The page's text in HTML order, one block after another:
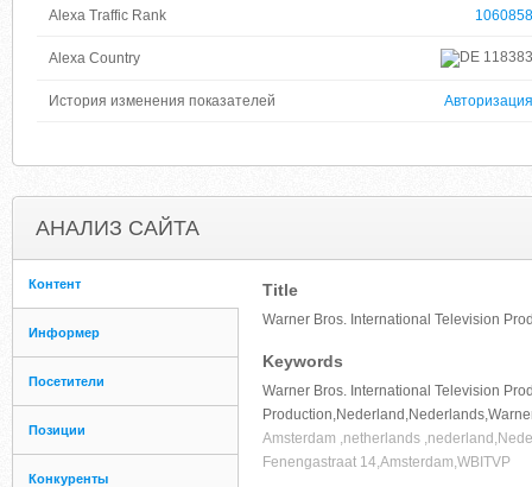
Alexa Traffic Rank 1060858
Alexa Country 118383
История изменения показателей Авторизация
АНАЛИЗ САЙТА
Контент
Информер
Посетители
Позиции
Конкуренты
Title
Warner Bros. International Television
Keywords
Warner Bros. International Television
Amsterdam ,netherlands
Fenengastraat 14,Amsterdam,WBITVP